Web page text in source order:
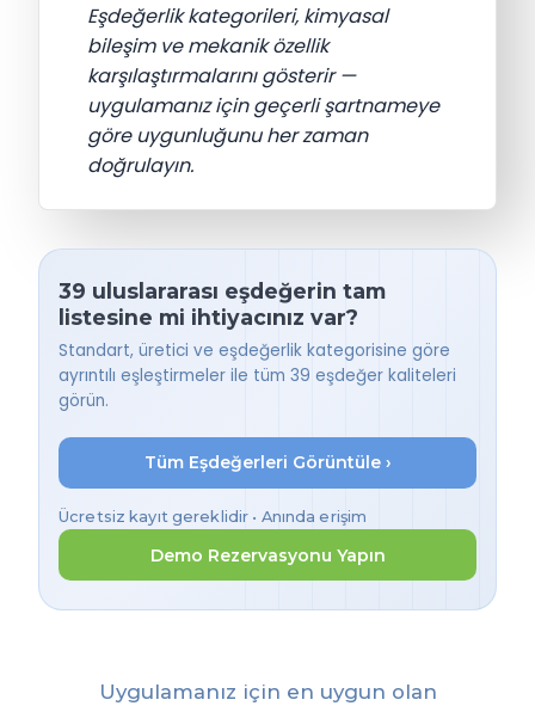
Eşdeğerlik kategorileri, kimyasal
bileşim ve mekanik özellik
karşılaştırmalarını gösterir —
uygulamanız için geçerli şartnameye
göre uygunluğunu her zaman
doğrulayın.
39 uluslararası eşdeğerin tam
listesine mi ihtiyacınız var?
Standart, üretici ve eşdeğerlik kategorisine göre
ayrıntılı eşleştirmeler ile tüm 39 eşdeğer kaliteleri
görün.
Tüm Eşdeğerleri Görüntüle ›
Ücretsiz kayıt gereklidir • Anında erişim
Demo Rezervasyonu Yapın
Uygulamanız için en uygun olan